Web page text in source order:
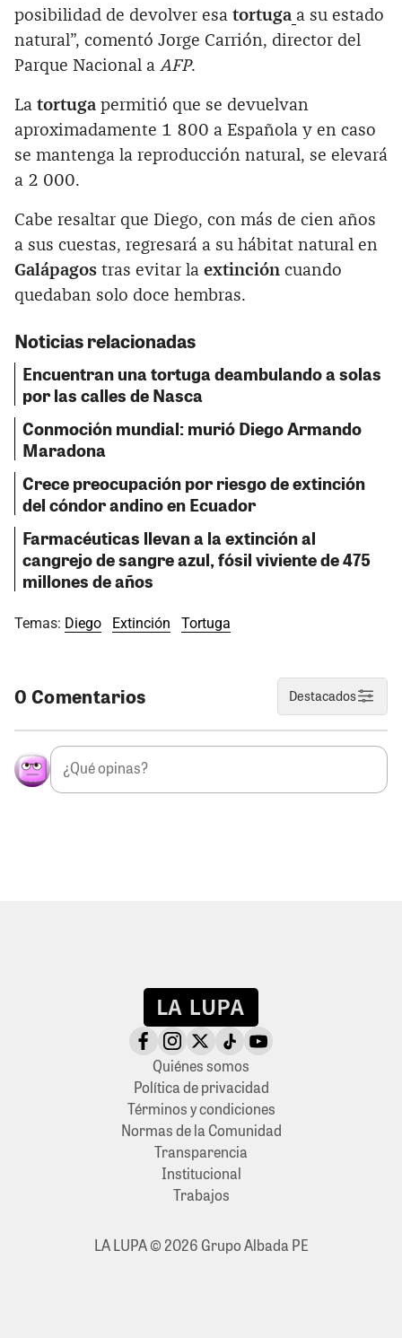
posibilidad de devolver esa tortuga a su estado
natural”, comentó Jorge Carrión, director del
Parque Nacional a AFP.
La tortuga permitió que se devuelvan
aproximadamente 1 800 a Española y en caso
se mantenga la reproducción natural, se elevará
a 2 000.
Cabe resaltar que Diego, con más de cien años
a sus cuestas, regresará a su hábitat natural en
Galápagos tras evitar la extinción cuando
quedaban solo doce hembras.
Noticias relacionadas
Encuentran una tortuga deambulando a solas
por las calles de Nasca
Conmoción mundial: murió Diego Armando
Maradona
Crece preocupación por riesgo de extinción
del cóndor andino en Ecuador
Farmacéuticas llevan a la extinción al
cangrejo de sangre azul, fósil viviente de 475
millones de años
Temas: Diego Extinción Tortuga
0 Comentarios Destacados
Quiénes somos
Política de privacidad
Términos y condiciones
Normas de la Comunidad
Transparencia
Institucional
Trabajos
LA LUPA © 2026 Grupo Albada PE